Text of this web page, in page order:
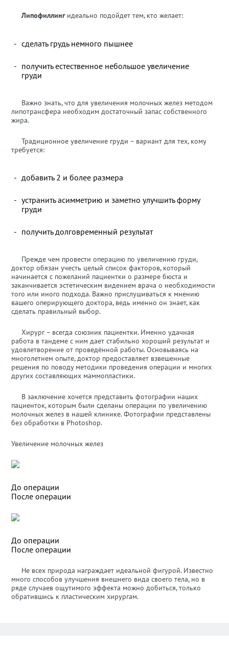
Липофиллингидеально подойдет тем, кто желает:
сделать грудь немного пышнее
получить естественное небольшое увеличение
груди
Важно знать, что для увеличения молочных желез методом
липотрансфера необходим достаточный запас собственного
жира.
Традиционное увеличение груди – вариант для тех, кому
требуется:
добавить 2 и более размера
устранить асимметрию и заметно улучшить форму
груди
получить долговременный результат
Прежде чем провести операцию по увеличению груди,
доктор обязан учесть целый список факторов, который
начинается с пожеланий пациентки о размере бюста и
заканчивается эстетическим видением врача о необходимости
того или иного подхода. Важно прислушиваться к мнению
вашего оперирующего доктора, ведь именно он знает, как
сделать правильный выбор.
Хирург – всегда союзник пациентки. Именно удачная
работа в тандеме с ним дает стабильно хороший результат и
удовлетворение от проведённой работы. Основываясь на
многолетнем опыте, доктор предоставляет взвешенные
решения по поводу методики проведения операции и многих
других составляющих маммопластики.
В заключение хочется представить фотографии наших
пациенток, которым были сделаны операции по увеличению
молочных желез в нашей клинике. Фотографии представлены
без обработки в Photoshop.
Увеличение молочных желез
До операции
После операции
До операции
После операции
Не всех природа награждает идеальной фигурой. Известно
много способов улучшения внешнего вида своего тела, но в
ряде случаев ощутимого эффекта можно добиться, только
обратившись к пластическим хирургам.